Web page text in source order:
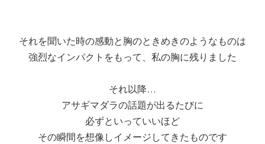
それを聞いた時の感動と胸のときめきのようなものは
強烈なインパクトをもって、私の胸に残りました
それ以降…
アサギマダラの話題が出るたびに
必ずといっていいほど
その瞬間を想像しイメージしてきたものです